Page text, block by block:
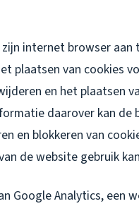
internet browser
plaatsen van cookies
en het plaatsen
daarover kan de
en blokkeren van
de website gebruik
Google Analytics, een